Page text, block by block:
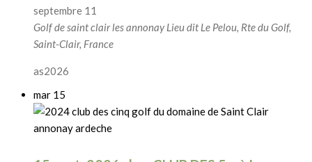
septembre 11
Golf de saint clair les annonayLieu dit Le Pelou, Rte du Golf,
Saint-Clair, France
as2026
mar 15